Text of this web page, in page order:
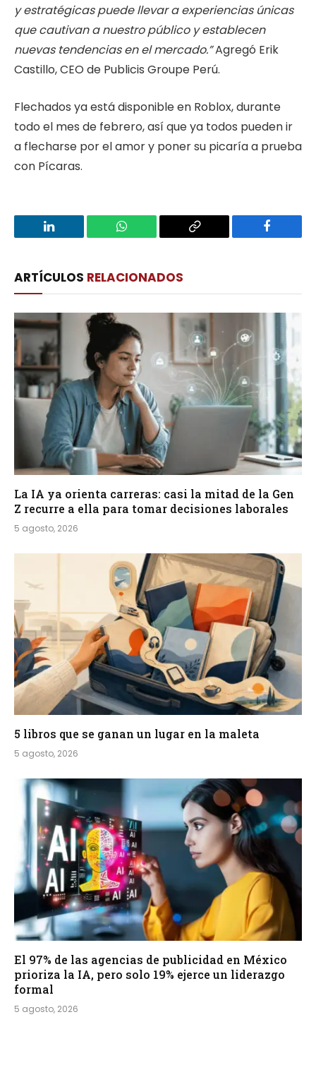
y estratégicas puede llevar a experiencias únicas
que cautivan a nuestro público y establecen
nuevas tendencias en el mercado.”Agregó Erik
Castillo, CEO de Publicis Groupe Perú.
Flechados ya está disponible en Roblox, durante
todo el mes de febrero, así que ya todos pueden ir
a flecharse por el amor y poner su picaría a prueba
con Pícaras.
LinkedIn WhatsApp
Copy
Facebook
ARTÍCULOS RELACIONADOS
La IA ya orienta carreras: casi la mitad de la Gen
Z recurre a ella para tomar decisiones laborales
5 agosto, 2026
5 libros que se ganan un lugar en la maleta
5 agosto, 2026
El 97% de las agencias de publicidad en México
prioriza la IA, pero solo 19% ejerce un liderazgo
formal
5 agosto, 2026